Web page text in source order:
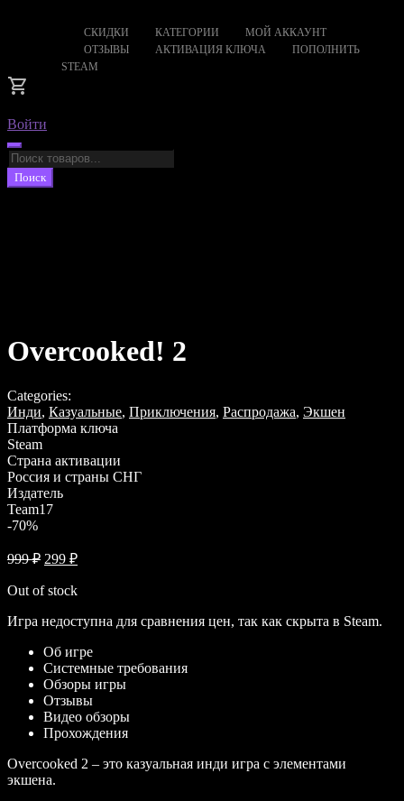
СКИДКИ КАТЕГОРИИ
МОЙ АККАУНТ
ОТЗЫВЫ
АКТИВАЦИЯ КЛЮЧА
ПОПОЛНИТЬ
STEAM
Войти
Поиск
товаров
Поиск
Overcooked! 2
Categories:
Инди, Казуальные, Приключения, Распродажа, Экшен
Платформа ключа
Steam
Страна активации
Россия и страны СНГ
Издатель
Team17
-70%
999₽ 299 ₽
Out of stock
Игра недоступна для сравнения цен, так как скрыта в Steam.
Об игре
Системные требования
Обзоры игры
Отзывы
Видео обзоры
Прохождения
Overcooked 2 – это казуальная инди игра с элементами
экшена.